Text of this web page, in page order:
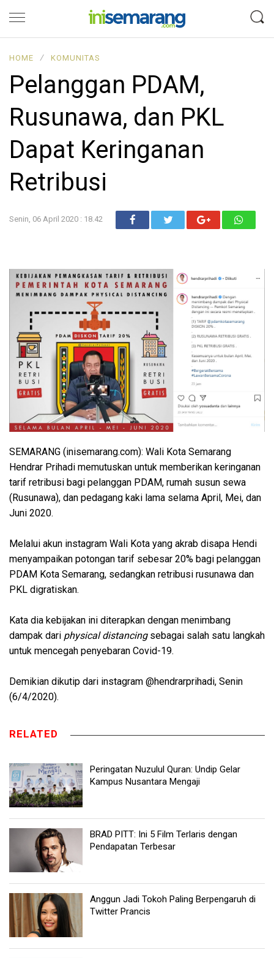
HOME ∕ KOMUNITAS
Pelanggan PDAM,
Rusunawa, dan PKL
Dapat Keringanan
Retribusi
Senin, 06 April 2020 : 18.42
SEMARANG (inisemarang.com): Wali Kota Semarang
Hendrar Prihadi memutuskan untuk memberikan keringanan
tarif retribusi bagi pelanggan PDAM, rumah susun sewa
(Rusunawa), dan pedagang kaki lama selama April, Mei, dan
Juni 2020.
Melalui akun instagram Wali Kota yang akrab disapa Hendi
menyampaikan potongan tarif sebesar 20% bagi pelanggan
PDAM Kota Semarang, sedangkan retribusi rusunawa dan
PKL digratiskan.
Kata dia kebijakan ini diterapkan dengan menimbang
dampak dari physical distancing sebagai salah satu langkah
untuk mencegah penyebaran Covid-19.
Demikian dikutip dari instagram @hendrarprihadi, Senin
(6/4/2020).
RELATED
Peringatan Nuzulul Quran: Undip Gelar
Kampus Nusantara Mengaji
BRAD PITT: Ini 5 Film Terlaris dengan
Pendapatan Terbesar
Anggun Jadi Tokoh Paling Berpengaruh di
Twitter Prancis